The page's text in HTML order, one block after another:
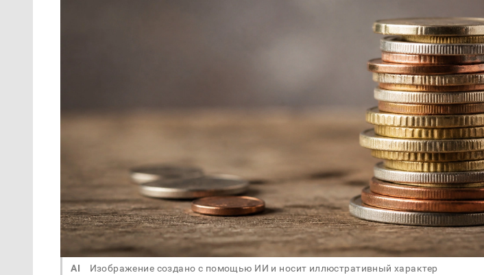
AI Изображение создано с помощью ИИ и носит иллюстративный характер